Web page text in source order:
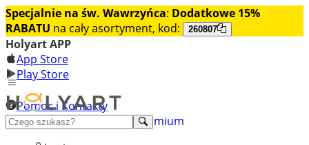
Specjalnie na św. Wawrzyńca: Dodatkowe 15%
RABATU na cały asortyment, kod: 260807
Holyart APP
App Store
Play Store
Pomoc i Kontakty
+48 222 922 860
Odkryj premium